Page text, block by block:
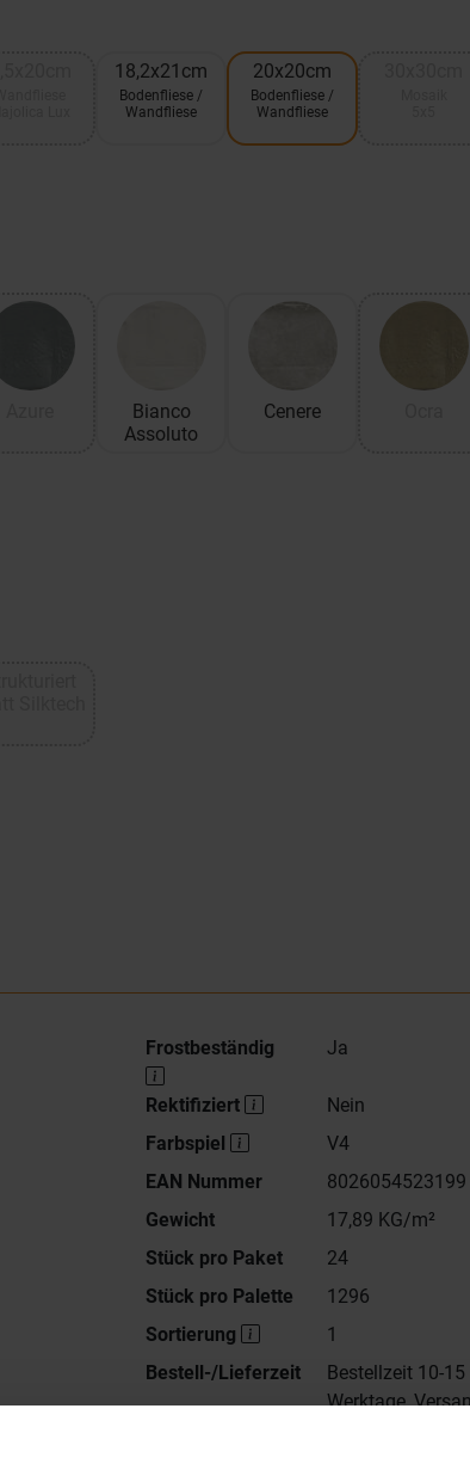
18,2x21cm
Bodenfliese /
Wandfliese
20x20cm
Bodenfliese /
Wandfliese
Bianco
Assoluto
Cenere
Frostbeständig Ja
Rektifiziert
Nein
Farbspiel
V4
EAN Nummer
8026054523199
Gewicht
17,89 KG/m²
Stück pro Paket
24
Stück pro Palette
1296
Sortierung
1
Bestell-/Lieferzeit
Bestellzeit 10-15
Werktage,